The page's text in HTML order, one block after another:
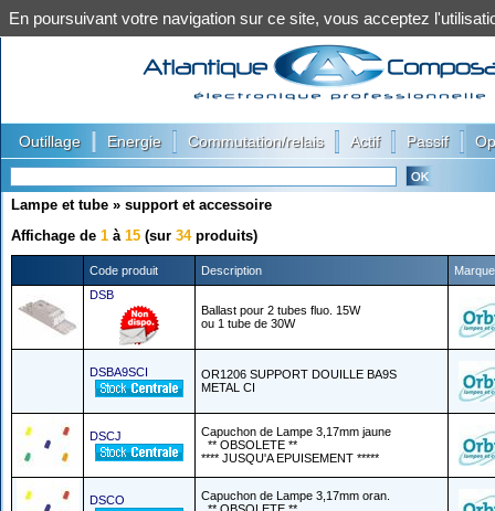
Outillage Energie Commutation/relais Actif Passif
Lampe et tube » support et accessoire
Affichage de 1 à 15 (sur 34produits)
Code produit Description
Marque
DSB
Ballast pour 2 tubes fluo. 15W
ou 1 tube de 30W
DSBA9SCI
OR1206 SUPPORT DOUILLE BA9S
METAL CI
DSCJ
Capuchon de Lampe 3,17mm jaune
** OBSOLETE **
**** JUSQU'A EPUISEMENT *****
DSCO
Capuchon de Lampe 3,17mm oran.
En poursuivant votre navigation sur ce site, vous acceptez